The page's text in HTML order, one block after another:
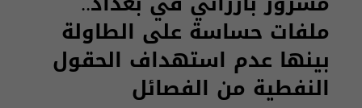
ملفات حساسة على الطاولة
بينها عدم استهداف الحقول
النفطية من الفصائل